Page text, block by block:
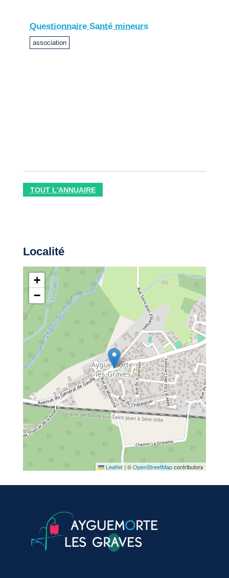
Questionnaire Santé mineurs
association
TOUT L'ANNUAIRE
Localité
+
−
Leaflet | ©OpenStreetMapcontributors